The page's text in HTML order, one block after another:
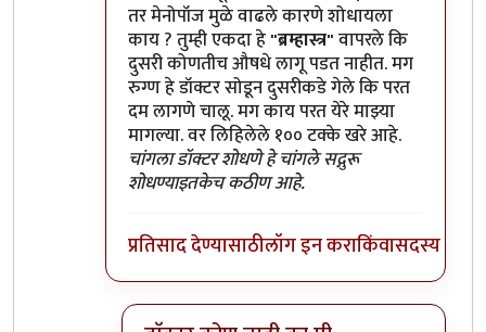
तर मेनोपॉज मुळे वाढले कारणे शोधायला
काय ? तुम्ही एकदा हे"ब्रम्हास्त्र"वापरले कि
दुसरी कोणतीच औषधे लागू पडत नाहीत. मग
रुग्ण हे डॉक्टर सोडून दुसरीकडे गेले कि परत
दम लागणे चालू. मग काय परत येरे माझ्या
मागल्या. वर लिहिलेले १०० टक्के खरे आहे.
चांगला डॉक्टर शोधणे हे चांगले सद्गुरू
शोधण्याइतकेच कठीण आहे.
प्रतिसाद देण्यासाठीलॉग इन कराकिंवासदस्य व्हा